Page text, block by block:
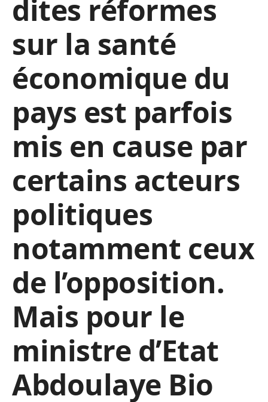
dites réformes
sur la santé
économique du
pays est parfois
mis en cause par
certains acteurs
politiques
notamment ceux
de l’opposition.
Mais pour le
ministre d’Etat
Abdoulaye Bio